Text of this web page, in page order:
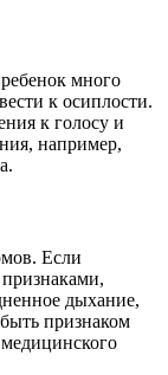
много
к осиплости.
к голосу и
например,
Если
дыхание,
признаком